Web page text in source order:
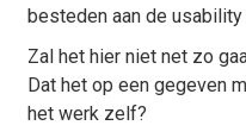
besteden aan de usability
Zal het hier niet net zo
Dat het op een gegeven
het werk zelf?